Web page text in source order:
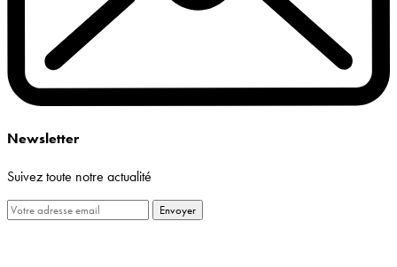
Newsletter
Suivez toute notre actualité
Envoyer